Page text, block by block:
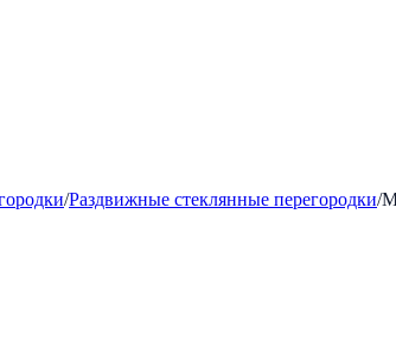
/Раздвижные стеклянные перегородки/